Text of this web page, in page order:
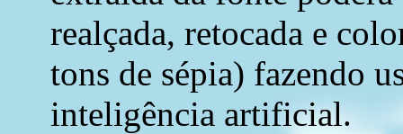
realçada, retocada e
tons de sépia) fazendo
inteligência artificial.